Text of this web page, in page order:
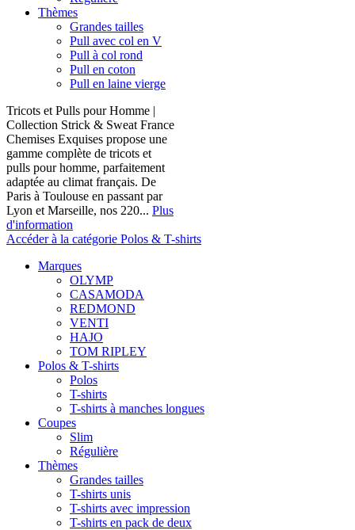
Thèmes
Grandes tailles
Pull avec col en V
Pull à col rond
Pull en coton
Pull en laine vierge
Tricots et Pulls pour Homme |
Collection Strick & Sweat France
Chemises Exquises propose une
gamme complète de tricots et
pulls pour homme, parfaitement
adaptée au climat français. De
Paris à Toulouse en passant par
Lyon et Marseille, nos 220... Plus
d'information
Accéder à la catégorie Polos & T-shirts
Marques
OLYMP
CASAMODA
REDMOND
VENTI
HAJO
TOM RIPLEY
Polos & T-shirts
Polos
T-shirts
T-shirts à manches longues
Coupes
Slim
Régulière
Thèmes
Grandes tailles
T-shirts unis
T-shirts avec impression
T-shirts en pack de deux